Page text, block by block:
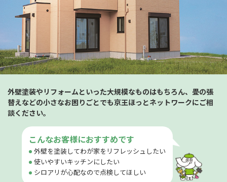
外壁塗装やリフォームといった大規模なものはもちろん、畳の張
替えなどの小さなお困りごとでも京王ほっとネットワークにご相
談ください。
こんなお客様におすすめです
外壁を塗装してわが家をリフレッシュしたい
使いやすいキッチンにしたい
シロアリが心配なので点検してほしい